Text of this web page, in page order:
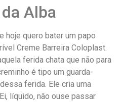
Alba
hoje quero bater um papo
Creme Barreira Coloplast.
ferida chata que não para
é tipo um guarda-
ferida. Ele cria uma
líquido, não ouse passar